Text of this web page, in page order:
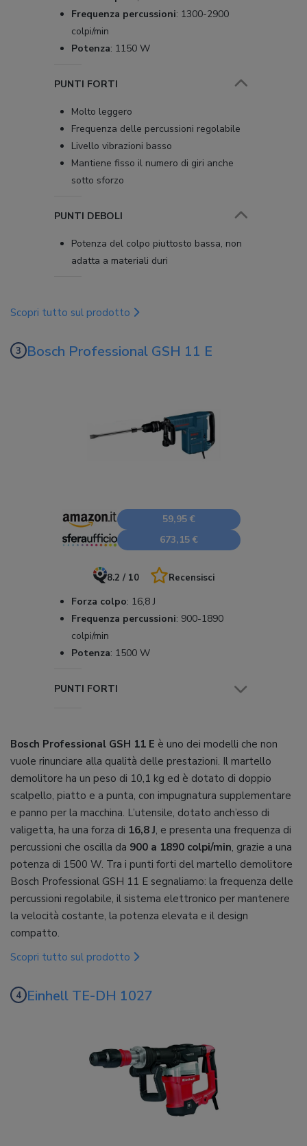
Frequenza percussioni: 1300-2900
colpi/min
Potenza: 1150 W
PUNTI FORTI
Molto leggero
Frequenza delle percussioni regolabile
Livello vibrazioni basso
Mantiene fisso il numero di giri anche
sotto sforzo
PUNTI DEBOLI
Potenza del colpo piuttosto bassa, non
adatta a materiali duri
Scopri tutto sul prodotto
Bosch Professional GSH 11 E
59,95 €
673,15 €
8.2 / 10 Recensisci
Forza colpo: 16,8 J
Frequenza percussioni: 900-1890
colpi/min
Potenza: 1500 W
PUNTI FORTI
Bosch Professional GSH 11 E è uno dei modelli che non
vuole rinunciare alla qualità delle prestazioni. Il martello
demolitore ha un peso di 10,1 kg ed è dotato di doppio
scalpello, piatto e a punta, con impugnatura supplementare
e panno per la macchina. L’utensile, dotato anch’esso di
valigetta, ha una forza di 16,8 J, e presenta una frequenza di
percussioni che oscilla da 900 a 1890 colpi/min, grazie a una
potenza di 1500 W. Tra i punti forti del martello demolitore
Bosch Professional GSH 11 E segnaliamo: la frequenza delle
percussioni regolabile, il sistema elettronico per mantenere
la velocità costante, la potenza elevata e il design
compatto.
Scopri tutto sul prodotto
Einhell TE-DH 1027